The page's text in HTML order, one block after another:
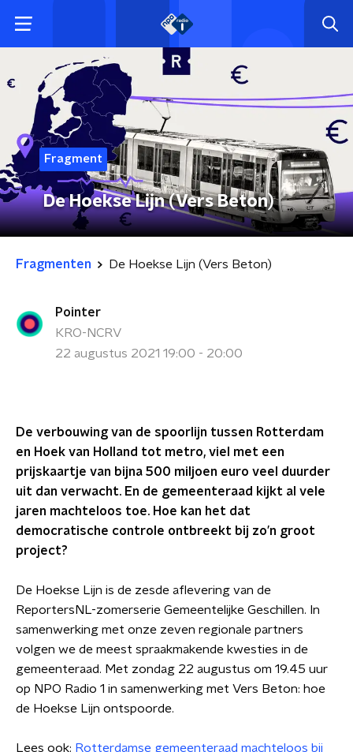
Fragment
De Hoekse Lijn (Vers Beton)
Fragmenten De Hoekse Lijn (Vers Beton)
Pointer
KRO-NCRV
22 augustus 2021 19:00 - 20:00
De verbouwing van de spoorlijn tussen Rotterdam
en Hoek van Holland tot metro, viel met een
prijskaartje van bijna 500 miljoen euro veel duurder
uit dan verwacht. En de gemeenteraad kijkt al vele
jaren machteloos toe. Hoe kan het dat
democratische controle ontbreekt bij zo’n groot
project?
De Hoekse Lijn is de zesde aflevering van de
ReportersNL-zomerserie Gemeentelijke Geschillen. In
samenwerking met onze zeven regionale partners
volgen we de meest spraakmakende kwesties in de
gemeenteraad. Met zondag 22 augustus om 19.45 uur
op NPO Radio 1 in samenwerking met Vers Beton: hoe
de Hoekse Lijn ontspoorde.
Lees ook: Rotterdamse gemeenteraad machteloos bij